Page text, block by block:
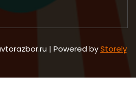
| Powered byStorely